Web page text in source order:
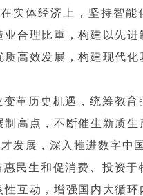
实体经济上，坚持智能
合理比重，构建以先进
高效发展，构建现代化
革历史机遇，统筹教育
高点，不断催生新质生
发展，深入推进数字中
民生和促消费、投资于
互动，增强国内大循环